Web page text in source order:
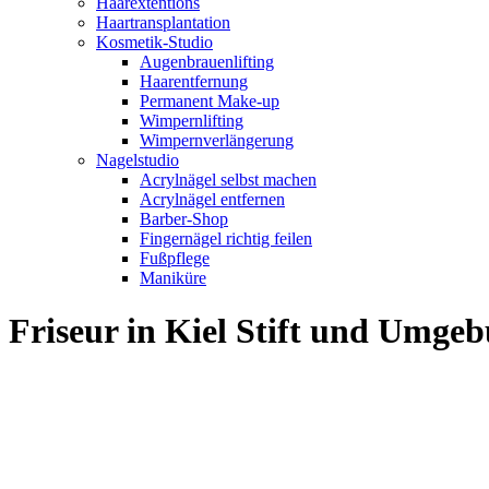
Haartransplantation
Kosmetik-Studio
Augenbrauenlifting
Haarentfernung
Permanent Make-up
Wimpernlifting
Wimpernverlängerung
Nagelstudio
Acrylnägel selbst machen
Acrylnägel entfernen
Barber-Shop
Fingernägel richtig feilen
Fußpflege
Maniküre
Friseur in Kiel Stift und